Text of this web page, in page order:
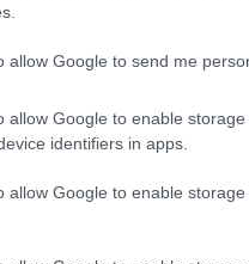
allow Google to send me
allow Google to enable
identifiers in apps.
allow Google to enable
do fluxo negativo,
totalizavamUS$ 3,177
do reale a
as decisões futuras